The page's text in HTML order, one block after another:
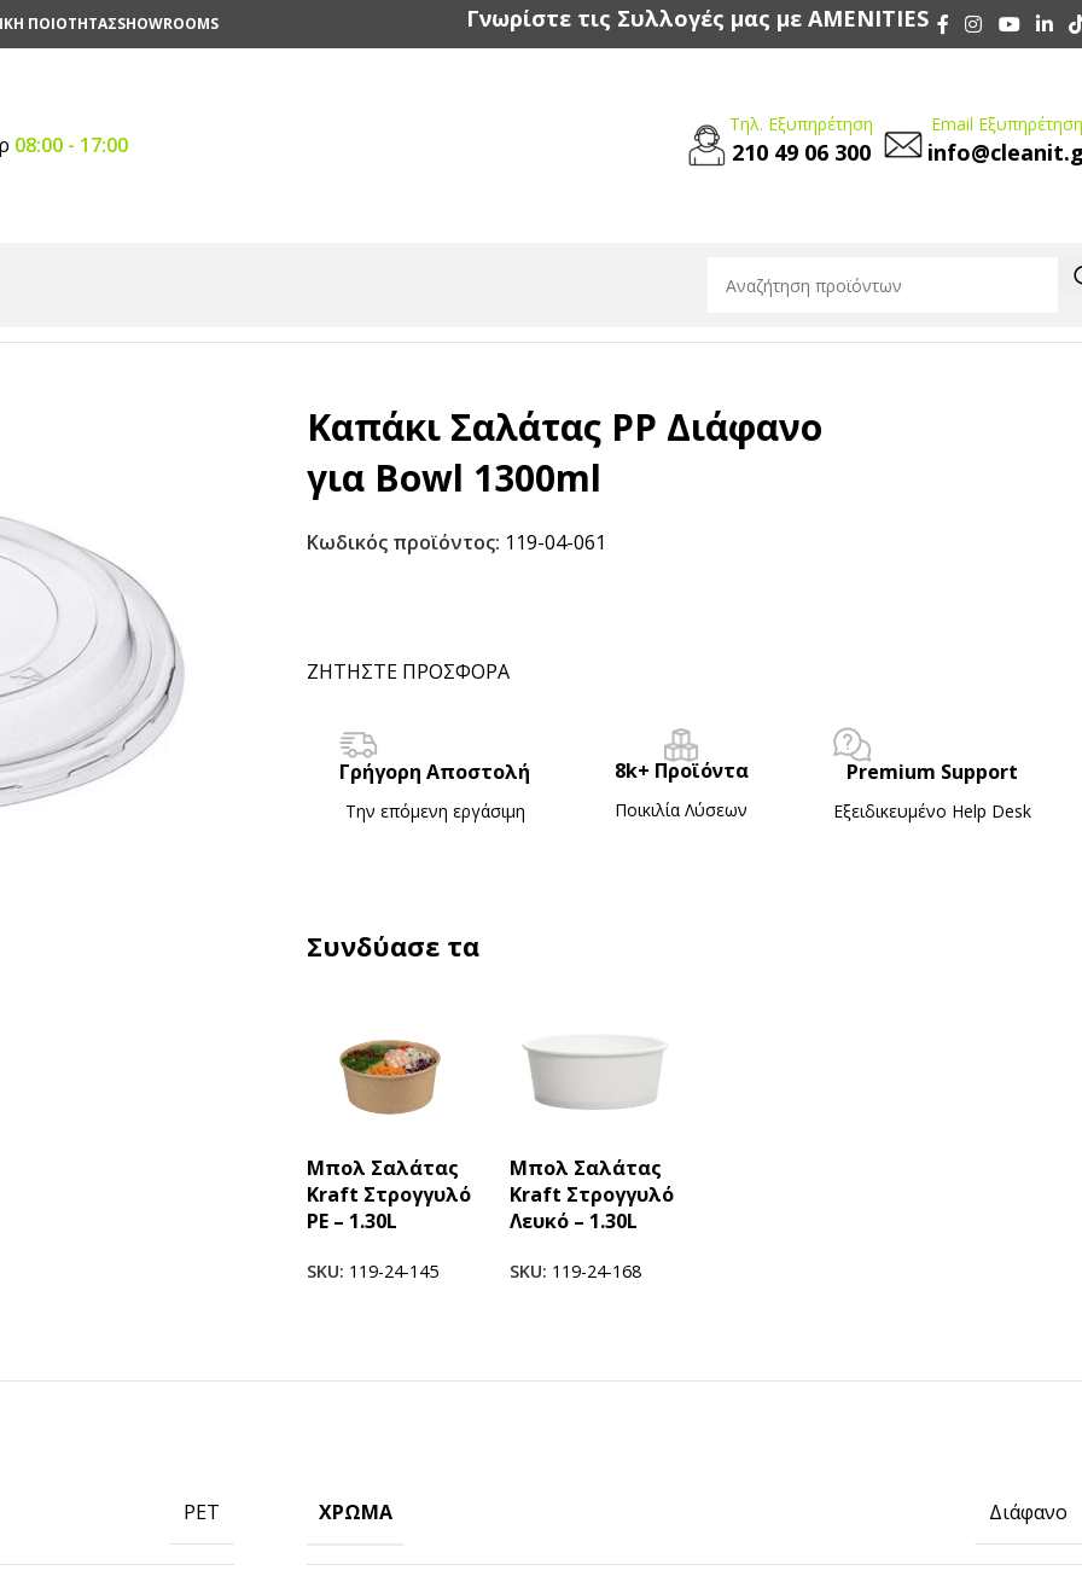
ΠΟΙΟΤΗΤΑΣSHOWROOMS Γνωρίστε τις Συλλογές μας με AMENITIES
08:00 - 17:00
Τηλ. Εξυπηρέτηση
210 49 06 300
Email
Γνωρίστε την icup
Καπάκι Σαλάτας PP Διάφανο
για Bowl 1300ml
Κωδικός προϊόντος: 119-04-061
ΖΗΤΗΣΤΕ ΠΡΟΣΦΟΡΑ
Γρήγορη Αποστολή
Την επόμενη εργάσιμη
8k+ Προϊόντα
Ποικιλία Λύσεων
Premium Support
Εξειδικευμένο Ηelp Desk
Συνδύασε τα
Μπολ Σαλάτας
Kraft Στρογγυλό
PE – 1.30L
SKU: 119-24-145
Μπολ Σαλάτας
Kraft Στρογγυλό
Λευκό – 1.30L
SKU: 119-24-168
PET ΧΡΏΜΑ Διάφανο